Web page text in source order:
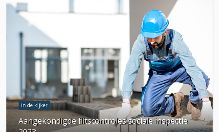
in de kijker
Aangekondigde flitscontroles sociale inspectie